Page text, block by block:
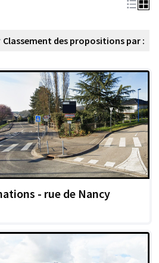
Classement des propositions par :
- rue de Nancy